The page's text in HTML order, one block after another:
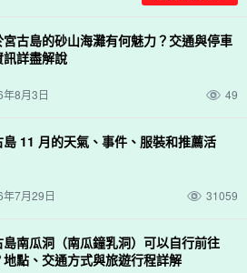
宮古島的砂山海灘有何魅力？交通與停車
訊詳盡解說
8月3日 49
島 11 月的天氣、事件、服裝和推薦活
7月29日 31059
島南瓜洞（南瓜鐘乳洞）可以自行前往
地點、交通方式與旅遊行程詳解